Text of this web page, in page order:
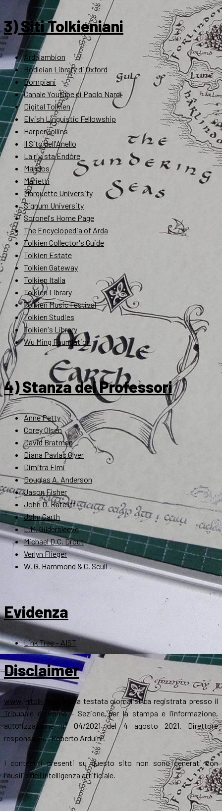
3) Siti Tolkieniani
Ardalambion
Bodleian Library di Oxford
Bompiani
Canale Youtube di Paolo Nardi
Digital Tolkien
Elvish Linguistic Fellowship
HarperCollins
Il Sito dell'Anello
La rivista Endóre
Mandos
Marietti
Marquette University
Signum University
Soronel's Home Page
The Encyclopedia of Arda
Tolkien Collector's Guide
Tolkien Estate
Tolkien Gateway
Tolkien Italia
Tolkien Library
Tolkien Music Festival
Tolkien Studies
Tolkien's Library
Wu Ming Foundation
4) Stanza dei Professori
Anne Petty
Corey Olsen
David Bratman
Diana Pavlac Glyer
Dimitra Fimi
Douglas A. Anderson
Jason Fisher
John D. Rateliff
John Garth
L.M. Gildersleeve
Michael D.C. Drout
Verlyn Flieger
W. G. Hammond & C. Scull
Evidenza
Link Tree – AIST
Disclaimer
www.jrrtolkien.it
è una testata giornalistica registrata presso il
Tribunale di Roma - Sezione per la stampa e l’informazione,
autorizzazione n° 04/2021 del 4 agosto 2021. Direttore
responsabile: Roberto Arduini.
I contenuti presenti su questo sito non sono generati con
l'ausilio dell'intelligenza artificiale.